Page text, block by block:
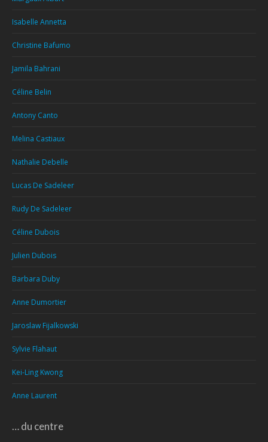
Isabelle Annetta
Christine Bafumo
Jamila Bahrani
Céline Belin
Antony Canto
Melina Castiaux
Nathalie Debelle
Lucas De Sadeleer
Rudy De Sadeleer
Céline Dubois
Julien Dubois
Barbara Duby
Anne Dumortier
Jaroslaw Fijalkowski
Sylvie Flahaut
Kei-Ling Kwong
Anne Laurent
… du centre